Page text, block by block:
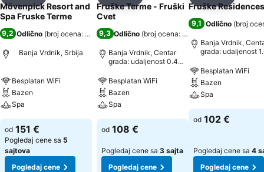
Mövenpick Resort and
Spa Fruske Terme
9,2 Odlično (broj ocena: 11.738)
Banja Vrdnik, Srbija
Besplatan WiFi
Bazen
Spa
od 151 €
Pogledaj cene sa 5
sajtova
Pogledaj cene
Fruške Terme - Fruški
Cvet
9,3 Odlično (broj ocena: 240
Banja Vrdnik, Centar
grada: udaljenost 0.4
Besplatan WiFi
Bazen
Spa
od 108 €
Pogledaj cene sa 3 sajta
Pogledaj cene
Fruške Residences
9,1 Odlično (broj
Banja Vrdnik,
grada: udaljenost
Besplatan WiFi
Bazen
Spa
od 102 €
Pogledaj cene sa 4
Pogledaj cene